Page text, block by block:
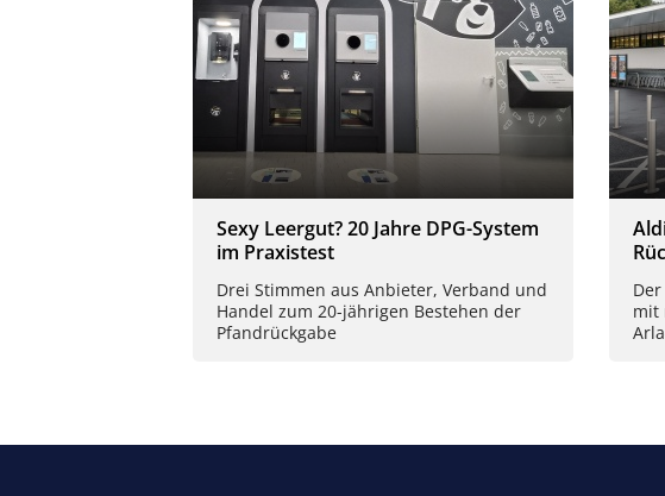
Sexy Leergut? 20 Jahre DPG-System
im Praxistest
Drei Stimmen aus Anbieter, Verband und
Handel zum 20-jährigen Bestehen der
Pfandrückgabe
mit